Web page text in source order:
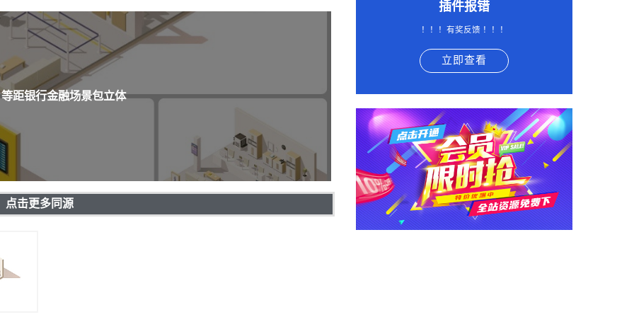
距银行金融场景包立体
点击更多同源
插件报错
！！！有奖反馈 ！！！
立即查看